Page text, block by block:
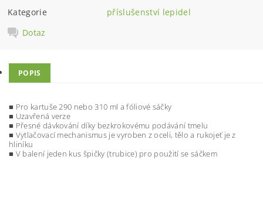
Kategorie
příslušenství lepidel
Dotaz
POPIS
■ Pro kartuše 290 nebo 310 ml a fóliové sáčky
■ Uzavřená verze
■ Přesné dávkování díky bezkrokovému podávání tmelu
■ Vytlačovací mechanismus je vyroben z oceli, tělo a rukojeť je z
hliníku
■ V balení jeden kus špičky (trubice) pro použití se sáčkem